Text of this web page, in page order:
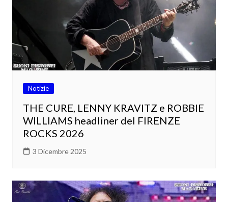
Notizie
THE CURE, LENNY KRAVITZ e ROBBIE
WILLIAMS headliner del FIRENZE
ROCKS 2026
3 Dicembre 2025